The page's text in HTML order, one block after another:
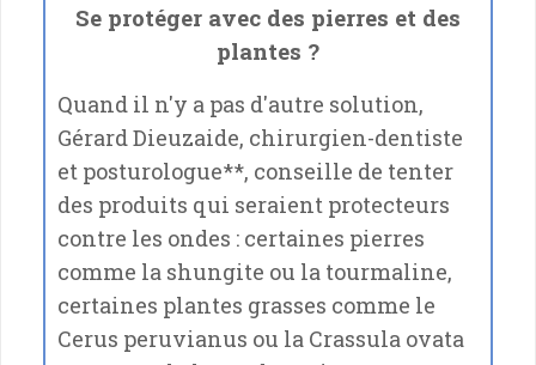
Se protéger avec des pierres et des
plantes ?
Quand il n'y a pas d'autre solution,
Gérard Dieuzaide, chirurgien-dentiste
et posturologue**, conseille de tenter
des produits qui seraient protecteurs
contre les ondes : certaines pierres
comme la shungite ou la tourmaline,
certaines plantes grasses comme le
Cerus peruvianus ou la Crassula ovata